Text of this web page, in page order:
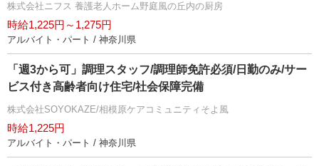
株式会社ニフス 養護老人ホーム野庭風の丘内の厨房
時給1,225円～1,275円
アルバイト・パート / 神奈川県
「週3から可」調理スタッフ/調理師免許必須/日勤のみ/サー
ビス付き高齢者向け住宅/社会保障完備
株式会社SOYOKAZE/相模原ケアコミュニティそよ風
時給1,225円
アルバイト・パート / 神奈川県